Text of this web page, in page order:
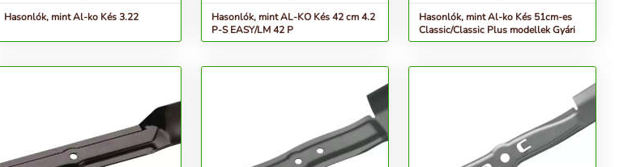
Hasonlók, mint Al-ko Kés 3.22
Hasonlók, mint AL-KO Kés 42 cm 4.2
P-S EASY/LM 42 P
Hasonlók, mint Al-ko Kés 51cm-es
Classic/Classic Plus modellek Gyári